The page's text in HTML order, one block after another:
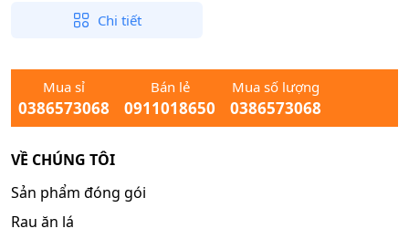
Chi tiết
Mua sỉ
0386573068
Bán lẻ
0911018650
Mua số lượng
0386573068
VỀ CHÚNG TÔI
Sản phẩm đóng gói
Rau ăn lá